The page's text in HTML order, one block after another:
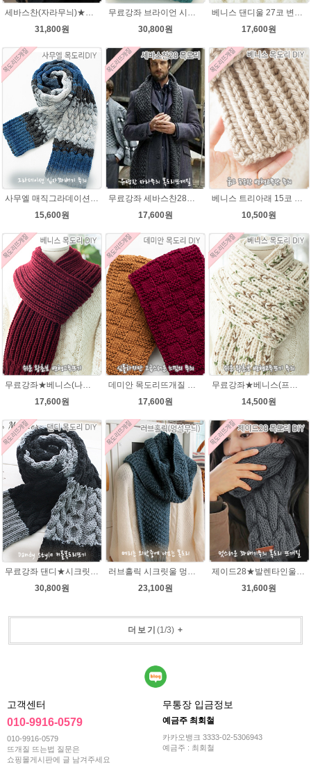
31,800원
30,800원
17,600원
사무엘 매직그라데이션 목도리뜨개질 이지프린트 털실 뜨개실
15,600원
무료강좌 세바스찬28★댄디울 목도리뜨기 뜨개질
17,600원
베니스 트리아래 15코 변형고무뜨기 목도리뜨개질 김씨목도리
10,500원
무료강좌★베니스(나코폴라) 목도리DIY패키지(줄바늘포함)
17,600원
데미안 목도리뜨개질 패키지 (댄디울4볼+도안+줄바늘8호)
17,600원
무료강좌★베니스(프린트메가) 목도리DIY패키지(줄바늘포함)
14,500원
30,800원
23,100원
31,600원
더보기 (1 /3)+
고객센터
010-9916-0579
010-9916-0579
뜨개질 뜨는법 질문은
쇼핑몰게시판에 글 남겨주세요
무통장 입금정보
예금주 최회철
카카오뱅크 3333-02-5306943
예금주 : 최회철